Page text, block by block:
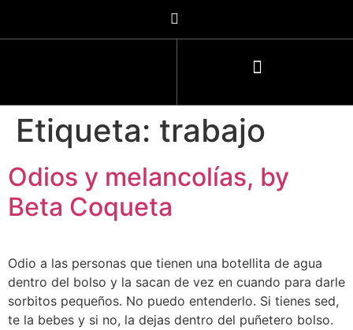
Etiqueta: trabajo
Odios y melancolías, by
Beta Coqueta
Odio a las personas que tienen una botellita de agua
dentro del bolso y la sacan de vez en cuando para darle
sorbitos pequeños. No puedo entenderlo. Si tienes sed,
te la bebes y si no, la dejas dentro del puñetero bolso.